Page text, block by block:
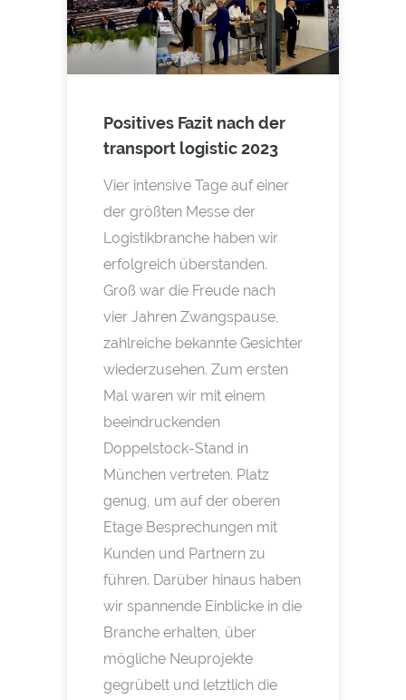
Positives Fazit nach der
transport logistic 2023
Vier intensive Tage auf einer
der größten Messe der
Logistikbranche haben wir
erfolgreich überstanden.
Groß war die Freude nach
vier Jahren Zwangspause,
zahlreiche bekannte Gesichter
wiederzusehen. Zum ersten
Mal waren wir mit einem
beeindruckenden
Doppelstock-Stand in
München vertreten. Platz
genug, um auf der oberen
Etage Besprechungen mit
Kunden und Partnern zu
führen. Darüber hinaus haben
wir spannende Einblicke in die
Branche erhalten, über
mögliche Neuprojekte
gegrübelt und letztlich die